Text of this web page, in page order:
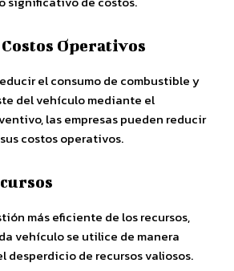
Operativos
el consumo de combustible y
del vehículo mediante el
las empresas pueden reducir
costos operativos.
más eficiente de los recursos,
vehículo se utilice de manera
desperdicio de recursos valiosos.